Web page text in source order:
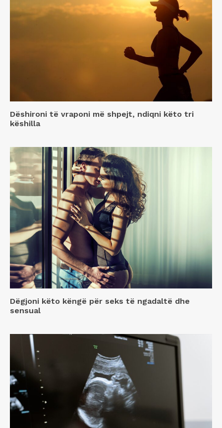
Dëshironi të vraponi më shpejt, ndiqni këto tri
këshilla
Dëgjoni këto këngë për seks të ngadaltë dhe
sensual